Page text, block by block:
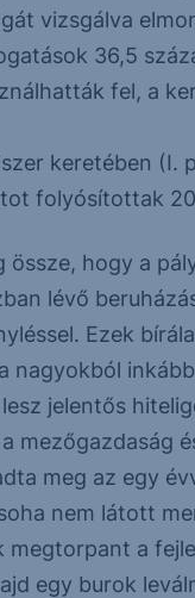
vizsgálva
36,5
fel, a
keretében (I.
folyósítottak
hogy a
lévő
Ezek
nagyokból
jelentős
mezőgazdaság
meg az egy
nem látott
megtorpant a
egy burok